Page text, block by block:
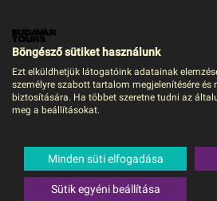
Superdevoluy
megfelelő utazást
A keresővel tovább
találati listát!
RENDEZÉS:
Böngésző sütiket használunk
Ezt elküldhetjük látogatóink adatainak
személyre szabott tartalom megjelenítésére és
biztosítására. Ha többet szeretne tudni az
meg a beállításokat.
Minden süti elfogadása
Sütik egyéni beállítása